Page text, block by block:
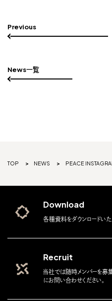
Previous
News一覧
TOP NEWS PEACE
Download
各種資料をダウンロードいた
Recruit
当社では随時メンバーを募
にお問い合わせください。